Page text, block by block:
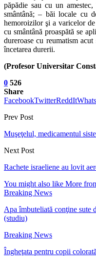
păpădie sau cu un
smântână; – băi locale cu
hemoroizilor şi a varicelor
cu smântână proaspătă se
dureroase cu reumatism
încetarea durerii.
(Profesor Universitar
0 526
Share
FacebookTwitterReddIt
Prev Post
Muşeţelul, medicamentul
Next Post
Rachete israeliene au lovit
You might also like More
Breaking News
Apa îmbuteliată conţine sute
(studiu)
Breaking News
Îngheţata pentru copii